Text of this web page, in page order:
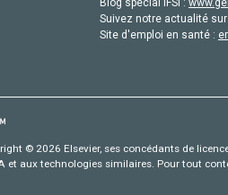
Blog special IFSI :
Suivez notre actualité
Site d'emploi en santé :
© 2026 Elsevier, ses concédants de
et aux technologies similaires. Pour tout